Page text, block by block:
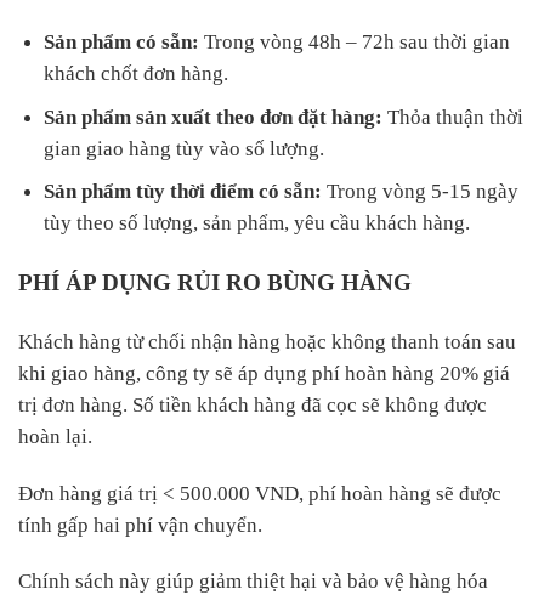
Sản phẩm có sẵn: Trong vòng 48h – 72h sau thời gian
khách chốt đơn hàng.
Sản phẩm sản xuất theo đơn đặt hàng: Thỏa thuận thời
gian giao hàng tùy vào số lượng.
Sản phẩm tùy thời điểm có sẵn: Trong vòng 5-15 ngày
tùy theo số lượng, sản phẩm, yêu cầu khách hàng.
PHÍ ÁP DỤNG RỦI RO BÙNG HÀNG
Khách hàng từ chối nhận hàng hoặc không thanh toán sau
khi giao hàng, công ty sẽ áp dụng phí hoàn hàng 20% giá
trị đơn hàng. Số tiền khách hàng đã cọc sẽ không được
hoàn lại.
Đơn hàng giá trị < 500.000 VND, phí hoàn hàng sẽ được
tính gấp hai phí vận chuyển.
Chính sách này giúp giảm thiệt hại và bảo vệ hàng hóa